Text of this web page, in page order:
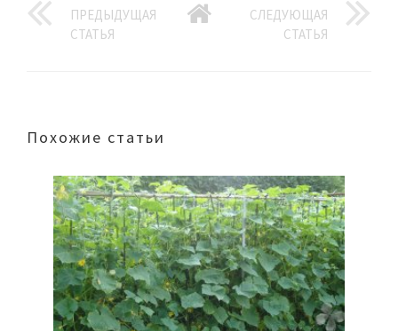
ПРЕДЫДУЩАЯ
СТАТЬЯ
СЛЕДУЮЩАЯ
СТАТЬЯ
Похожие статьи